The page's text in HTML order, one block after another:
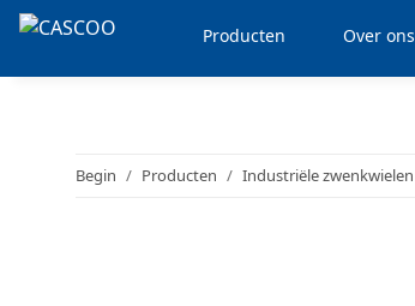
Producten Over ons
Begin Producten Industriële zwenkwielen